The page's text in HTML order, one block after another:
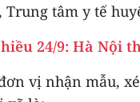
Trung tâm y tế
24/9: Hà Nội
vị nhận mẫu,